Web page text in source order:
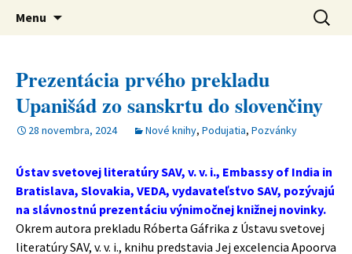
Ústav svetovej literatúry SAV
verejná výskumná inštitúcia
Menu Hľadať:
Prezentácia prvého prekladu
Upanišád zo sanskrtu do slovenčiny
28 novembra, 2024 Nové knihy, Podujatia, Pozvánky
Ústav svetovej literatúry SAV, v. v. i., Embassy of India in
Bratislava, Slovakia, VEDA, vydavateľstvo SAV, pozývajú
na slávnostnú prezentáciu výnimočnej knižnej novinky.
Okrem autora prekladu Róberta Gáfrika z Ústavu svetovej
literatúry SAV, v. v. i., knihu predstavia Jej excelencia Apoorva